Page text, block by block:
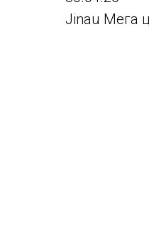
Jinau Мега